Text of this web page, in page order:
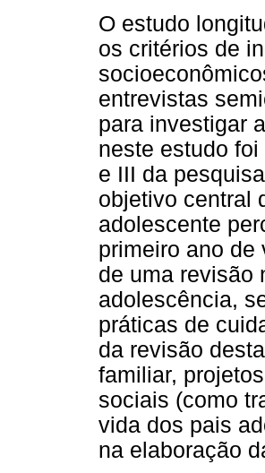
O estudo
os critérios de
entrevistas
para investigar
neste estudo
e III da
objetivo central
adolescente
primeiro ano de
de uma revisão
adolescência,
práticas de
da revisão
familiar,
sociais (como
vida dos pais
na elaboração